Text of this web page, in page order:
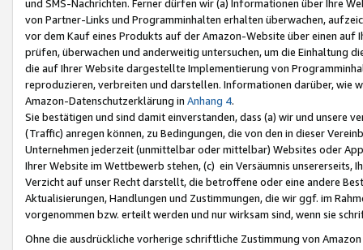
und SMS-Nachrichten. Ferner dürfen wir (a) Informationen über Ihre
von Partner-Links und Programminhalten erhalten überwachen,
vor dem Kauf eines Produkts auf der Amazon-Website über einen
prüfen, überwachen und anderweitig untersuchen, um die Einhaltung
die auf Ihrer Website dargestellte Implementierung von
reproduzieren, verbreiten und darstellen. Informationen darüber, wie
Amazon-Datenschutzerklärung in Anhang 4.
Sie bestätigen und sind damit einverstanden, dass (a) wir und
(Traffic) anregen können, zu Bedingungen, die von den in dieser
Unternehmen jederzeit (unmittelbar oder mittelbar) Websites oder
Ihrer Website im Wettbewerb stehen, (c) ein Versäumnis unsererseits,
Verzicht auf unser Recht darstellt, die betroffene oder eine andere
Aktualisierungen, Handlungen und Zustimmungen, die wir ggf. im
vorgenommen bzw. erteilt werden und nur wirksam sind, wenn sie
Ohne die ausdrückliche vorherige schriftliche Zustimmung von